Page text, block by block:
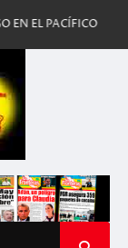
HUMBERTO